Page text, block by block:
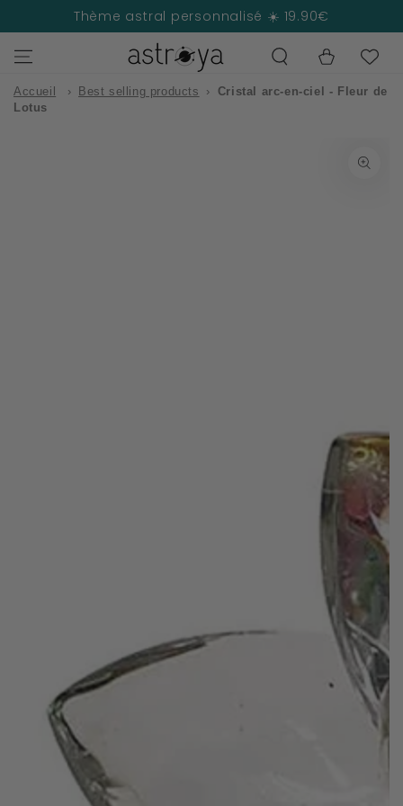
IGNORER LE
CONTENUThème astral personnalisé ☀️ 19.90€
Panier
Accueil › Best selling products › Cristal arc-en-ciel - Fleur de
Lotus